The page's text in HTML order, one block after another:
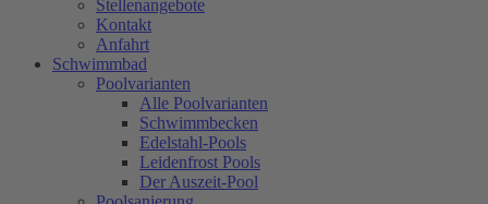
Stellenangebote
Kontakt
Anfahrt
Schwimmbad
Poolvarianten
Alle Poolvarianten
Schwimmbecken
Edelstahl-Pools
Leidenfrost Pools
Der Auszeit-Pool